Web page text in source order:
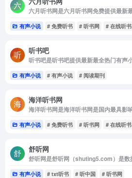
有声小说 # 免费听书 # 听书网 # 在线听
听书吧
有声小说 # 有声小说 # 阅读期刊
海洋听书网
有声小说 # 免费听书 # 听书网 # 在线听书
舒听网
有声小说 # txt听书 # 听中国 # 听书网